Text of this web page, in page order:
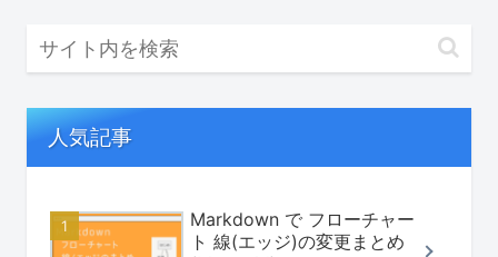
人気記事
Markdown で フローチャー
ト 線(エッジ)の変更まとめ